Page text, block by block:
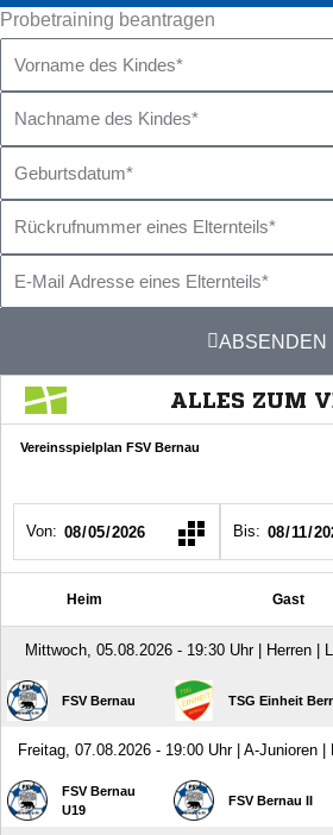
Probetraining beantragen
Vorname
des
Kindes
Nachname
des
Kindes
Geburtsdatum
Rückrufnummer
eines
Elternteils
E-
Mail
ABSENDEN